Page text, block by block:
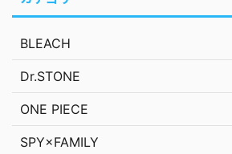
BLEACH
Dr.STONE
ONE PIECE
SPY×FAMILY